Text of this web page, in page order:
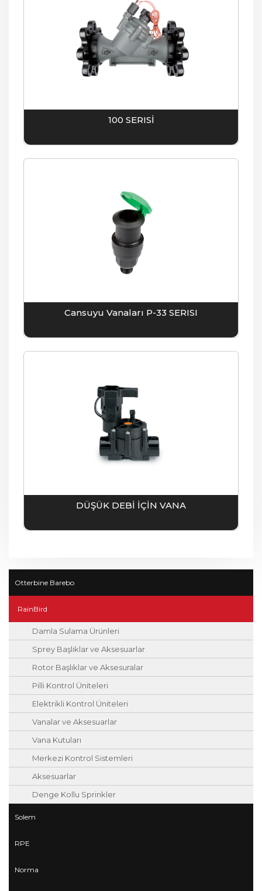
100 SERISİ
Cansuyu Vanaları P-33 SERISI
DÜŞÜK DEBİ İÇİN VANA
Otterbine Barebo
RainBird
Damla Sulama Ürünleri
Sprey Başlıklar ve Aksesuarlar
Rotor Başlıklar ve Aksesuralar
Pilli Kontrol Üniteleri
Elektrikli Kontrol Üniteleri
Vanalar ve Aksesuarlar
Vana Kutuları
Merkezi Kontrol Sistemleri
Aksesuarlar
Denge Kollu Sprinkler
Solem
RPE
Norma